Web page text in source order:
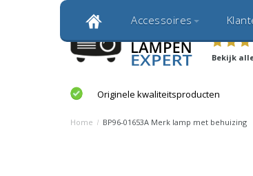
Bekijk
Accessoires
Originele kwaliteitsproducten
Home / BP96-01653A Merk lamp met behuizing